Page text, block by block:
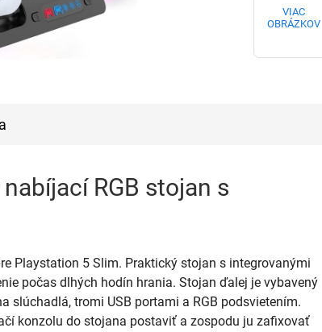
VIAC
OBRÁZKOV
RGB stojan s
Playstation 5 Slim. Praktický stojan s integrovanými
počas dlhých hodín hrania. Stojan ďalej je vybavený
slúchadlá, tromi USB portami a RGB podsvietením.
konzolu do stojana postaviť a zospodu ju zafixovať